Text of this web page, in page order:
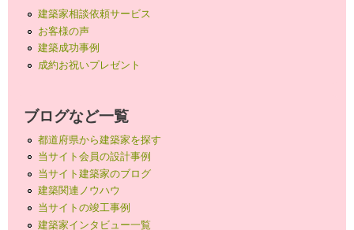
建築家相談依頼サービス
お客様の声
建築成功事例
成約お祝いプレゼント
ブログなど一覧
都道府県から建築家を探す
当サイト会員の設計事例
当サイト建築家のブログ
建築関連ノウハウ
当サイトの竣工事例
建築家インタビュー一覧